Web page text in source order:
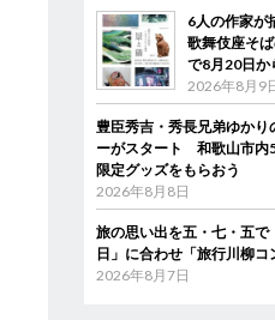
6人の作家が
歌舞伎座そ
で8月20日か
2026年8月9
豊臣秀吉・秀長兄弟ゆかり
ーがスタート 和歌山市内
限定グッズをもらおう
2026年8月8日
旅の思い出を五・七・五
日」に合わせ「旅行川柳
2026年8月7日